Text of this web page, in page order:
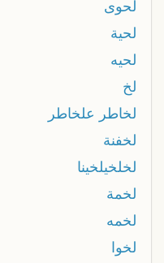
لحوى
لحية
لحيه
لخ
لخاطر علخاطر
لخفنة
لخلخيلخينا
لخمة
لخمه
لخوا